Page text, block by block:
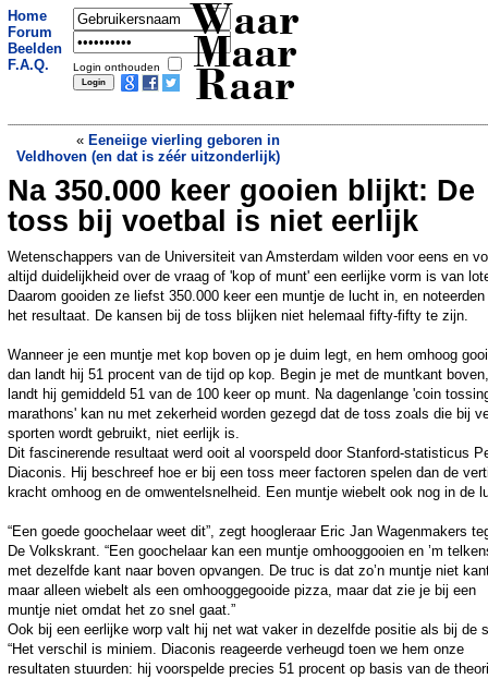
Home
Forum
Beelden
F.A.Q.
Login onthouden
Waar
Maar
Raar
« Eeneiige vierling geboren in
Veldhoven (en dat is zéér uitzonderlijk)
Beroemde rotsboog in Malta stort in
nadat toerist eraf springt: jetskiër
verpletterd door stenen en komt om het
leven»
Na 350.000 keer gooien blijkt: De
toss bij voetbal is niet eerlijk
Wetenschappers van de Universiteit van Amsterdam wilden voor eens en
altijd duidelijkheid over de vraag of 'kop of munt' een eerlijke vorm is van
Daarom gooiden ze liefst 350.000 keer een muntje de lucht in, en
het resultaat. De kansen bij de toss blijken niet helemaal fifty-fifty te zijn.
Wanneer je een muntje met kop boven op je duim legt, en hem omhoog
dan landt hij 51 procent van de tijd op kop. Begin je met de muntkant
landt hij gemiddeld 51 van de 100 keer op munt. Na dagenlange 'coin
marathons' kan nu met zekerheid worden gezegd dat de toss zoals die bij
sporten wordt gebruikt, niet eerlijk is.
Dit fascinerende resultaat werd ooit al voorspeld door Stanford-statisticus
Diaconis. Hij beschreef hoe er bij een toss meer factoren spelen dan de
kracht omhoog en de omwentelsnelheid. Een muntje wiebelt ook nog in de
“Een goede goochelaar weet dit”, zegt hoogleraar Eric Jan Wagenmakers
De Volkskrant. “Een goochelaar kan een muntje omhooggooien en ’m
met dezelfde kant naar boven opvangen. De truc is dat zo’n muntje niet
maar alleen wiebelt als een omhooggegooide pizza, maar dat zie je bij een
muntje niet omdat het zo snel gaat.”
Ook bij een eerlijke worp valt hij net wat vaker in dezelfde positie als bij de
“Het verschil is miniem. Diaconis reageerde verheugd toen we hem onze
resultaten stuurden: hij voorspelde precies 51 procent op basis van de